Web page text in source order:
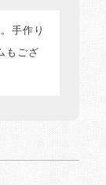
手作り
もござ